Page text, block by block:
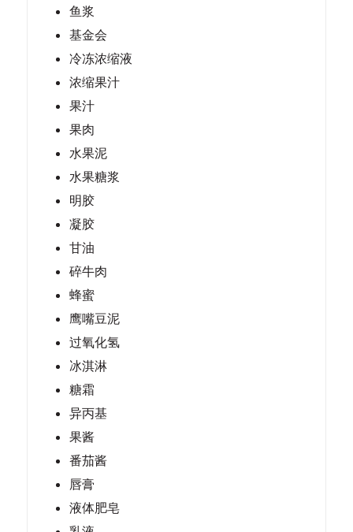
鱼浆
基金会
冷冻浓缩液
浓缩果汁
果汁
果肉
水果泥
水果糖浆
明胶
凝胶
甘油
碎牛肉
蜂蜜
鹰嘴豆泥
过氧化氢
冰淇淋
糖霜
异丙基
果酱
番茄酱
唇膏
液体肥皂